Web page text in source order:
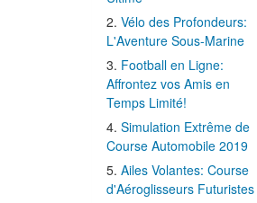
Vélo des Profondeurs:
L'Aventure Sous-Marine
Football en Ligne:
Affrontez vos Amis en
Temps Limité!
Simulation Extrême de
Course Automobile 2019
Ailes Volantes: Course
d'Aéroglisseurs Futuristes